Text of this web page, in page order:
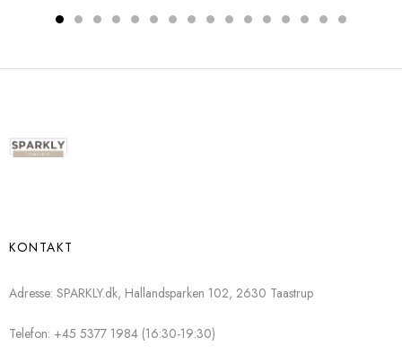
KONTAKT
Adresse: SPARKLY.dk, Hallandsparken 102, 2630 Taastrup
Telefon: +45 5377 1984 (16:30-19:30)